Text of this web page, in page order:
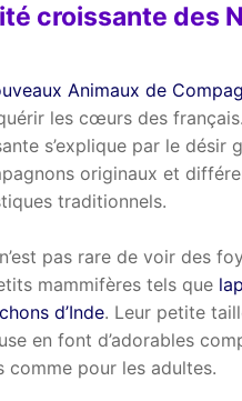
croissante des
Animaux de
les cœurs des
s’explique par le désir
originaux et
traditionnels.
pas rare de voir des
mammifères tels que
d’Inde. Leur petite
en font d’adorables
comme pour les adultes.